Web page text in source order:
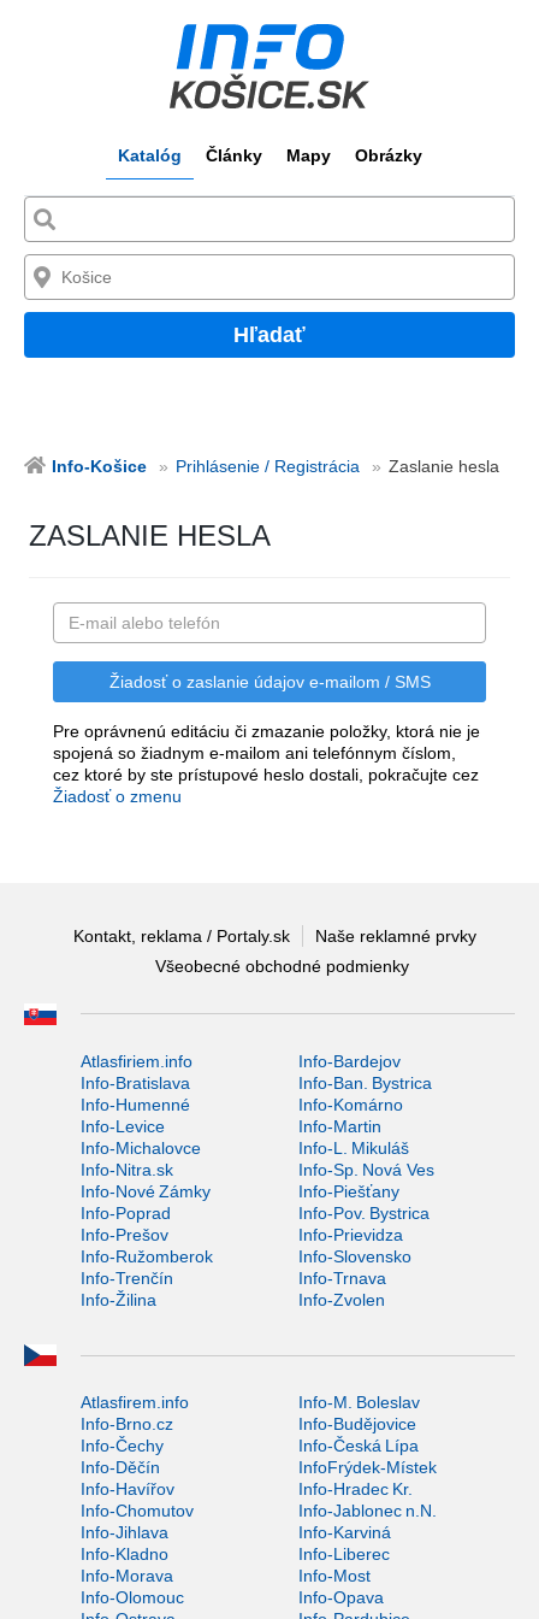
Katalóg Články Mapy Obrázky
Hľadať
Info-Košice Prihlásenie / Registrácia Zaslanie hesla
ZASLANIE HESLA
Pre oprávnenú editáciu či zmazanie položky, ktorá nie je
spojená so žiadnym e-mailom ani telefónnym číslom,
cez ktoré by ste prístupové heslo dostali, pokračujte cez
Žiadosť o zmenu
Kontakt, reklama / Portaly.sk
Naše reklamné prvky
Všeobecné obchodné podmienky
Atlasfiriem.info
Info-Bardejov
Info-Bratislava
Info-Ban. Bystrica
Info-Humenné
Info-Komárno
Info-Levice
Info-Martin
Info-Michalovce
Info-L. Mikuláš
Info-Nitra.sk
Info-Sp. Nová Ves
Info-Nové Zámky
Info-Piešťany
Info-Poprad
Info-Pov. Bystrica
Info-Prešov
Info-Prievidza
Info-Ružomberok
Info-Slovensko
Info-Trenčín
Info-Trnava
Info-Žilina
Info-Zvolen
Atlasfirem.info
Info-M. Boleslav
Info-Brno.cz
Info-Budějovice
Info-Čechy
Info-Česká Lípa
Info-Děčín
InfoFrýdek-Místek
Info-Havířov
Info-Hradec Kr.
Info-Chomutov
Info-Jablonec n.N.
Info-Jihlava
Info-Karviná
Info-Kladno
Info-Liberec
Info-Morava
Info-Most
Info-Olomouc
Info-Opava